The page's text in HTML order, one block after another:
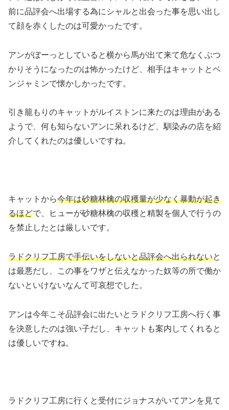
前に品評会へ出場する為にシャルと出会った事を思い出し
て顔を赤くしたのは可愛かったです。
アンがぼーっとしていると横から馬が出て来て危なくぶつ
かりそうになったのは怖かったけど、相手はキャットとベ
ンジャミンで懐かしかったです。
引き籠もりのキャットがルイストンに来たのは理由がある
ようで、何も知らないアンに呆れるけど、馴染みの店を紹
介してくれたのは優しいですね。
キャットから今年は砂糖林檎の収穫量が少なく暴動が起き
るほどで、ヒューが砂糖林檎の収穫と精製を個人で行うの
を禁止したとは厳しいです。
ラドクリフ工房で手伝いをしないと品評会へ出られないと
は最悪だし、この事をワザと伝えなかった奴等の所で働か
ないといけないなんて可哀想でした。
アンは今年こそ品評会に出たいとラドクリフ工房へ行く事
を決意したのは強い子だし、キャットも案内してくれると
は優しいですね。
ラドクリフ工房に行くと受付にジョナスがいてアンを見て